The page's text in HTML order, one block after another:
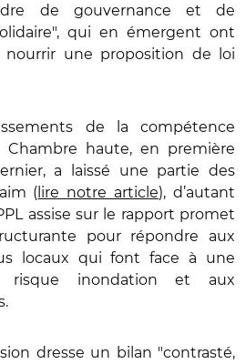
de gouvernance et de
qui en émergent ont
nourrir une proposition de loi
de la compétence
haute, en première
a laissé une partie des
( lire notre article), d’autant
assise sur le rapport promet
pour répondre aux
locaux qui font face à une
risque inondation et aux
dresse un bilan "contrasté,